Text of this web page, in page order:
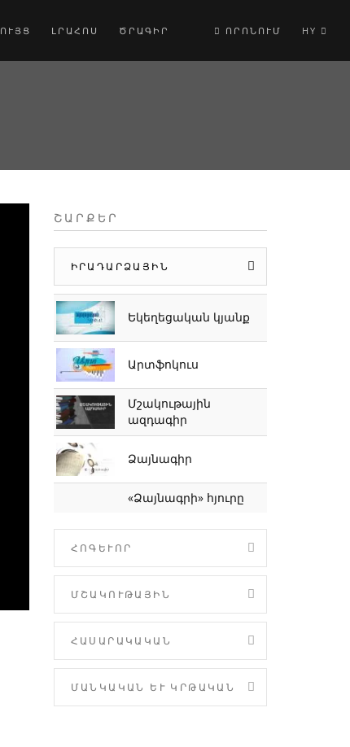
ԼՐԱՀՈՍ ԾՐԱԳԻՐ ՈՐՈՆՈՒՄ HY
ՇԱՐՔԵՐ
ԻՐԱԴԱՐՁԱՅԻՆ
Եկեղեցական կյանք
Արտֆոկուս
Մշակութային
ազդագիր
Ձայնագիր
«Ձայնագրի» հյուրը
ՀՈԳԵՒՈՐ
ՄՇԱԿՈՒԹԱՅԻՆ
ՀԱՍԱՐԱԿԱԿԱՆ
ՄԱՆԿԱԿԱՆ ԵՒ ԿՐԹԱԿԱՆ